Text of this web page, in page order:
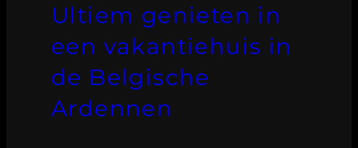
Ultiem genieten in
een vakantiehuis in
de Belgische
Ardennen